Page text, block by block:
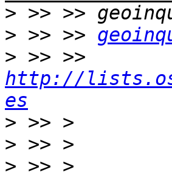
>
> >> >>
>
http://
es
>
>
>